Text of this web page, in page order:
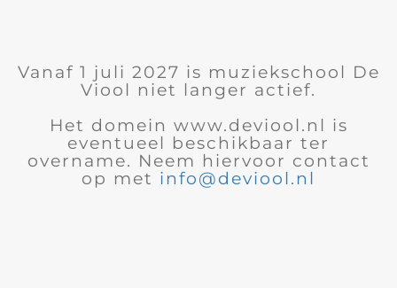
Vanaf 1 juli 2027 is muziekschool De
Viool niet langer actief.
Het domein www.deviool.nl is
eventueel beschikbaar ter
overname. Neem hiervoor contact
op met info@deviool.nl